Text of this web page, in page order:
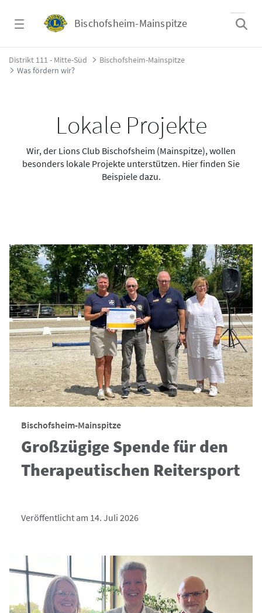
Bischofsheim-Mainspitze
Was fördern wir? - Bischofsheim-Mainspitze
Distrikt 111 - Mitte-Süd
Bischofsheim-Mainspitze
Was fördern wir?
Lokale Projekte
Wir, der Lions Club Bischofsheim (Mainspitze), wollen
besonders lokale Projekte unterstützen. Hier finden Sie
Beispiele dazu.
Bischofsheim-Mainspitze
Großzügige Spende für den
Therapeutischen Reitersport
Veröffentlicht am 14. Juli 2026